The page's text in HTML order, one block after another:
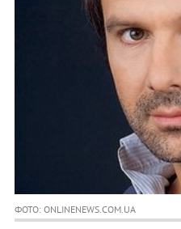
ФОТО: ONLINENEWS.COM.UA